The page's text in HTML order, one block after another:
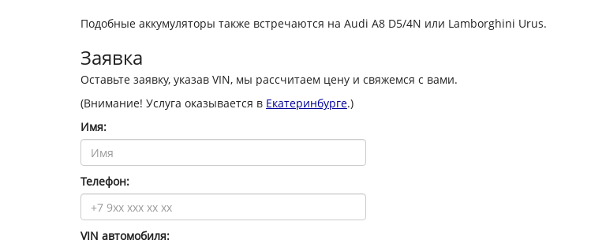
Подобные аккумуляторы также встречаются на Audi A8 D5/4N или Lamborghini Urus.
Заявка
Оставьте заявку, указав VIN, мы рассчитаем цену и свяжемся с вами.
(Внимание! Услуга оказывается в Екатеринбурге.)
Имя:
Телефон:
VIN автомобиля: